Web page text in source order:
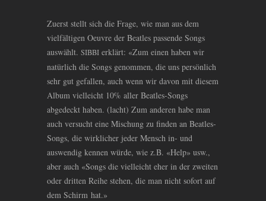
Zuerst stellt sich die Frage, wie man aus dem
vielfältigen Oeuvre der Beatles passende Songs
auswählt. SIBBI erklärt: «Zum einen haben wir
natürlich die Songs genommen, die uns persönlich
sehr gut gefallen, auch wenn wir davon mit diesem
Album vielleicht 10% aller Beatles-Songs
abgedeckt haben. (lacht) Zum anderen habe man
auch versucht eine Mischung zu finden an Beatles-
Songs, die wirklicher jeder Mensch in- und
auswendig kennen würde, wie z.B. «Help» usw.,
aber auch «Songs die vielleicht eher in der zweiten
oder dritten Reihe stehen, die man nicht sofort auf
dem Schirm hat.»